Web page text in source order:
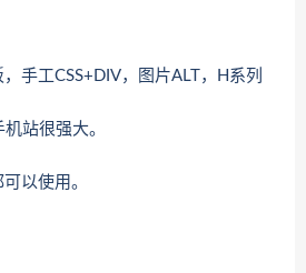
手工CSS+DIV，图片ALT，H系列
站很强大。
以使用。